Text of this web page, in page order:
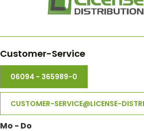
Customer-Service
06094 - 365989-0
CUSTOMER-SERVICE@LICENSE-
Mo - Do